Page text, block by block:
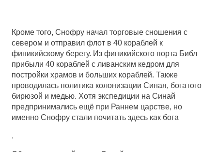
Кроме того, Снофру начал торговые сношения с
севером и отправил флот в 40 кораблей к
финикийскому берегу. Из финикийского порта Библ
прибыли 40 кораблей с ливанским кедром для
постройки храмов и больших кораблей. Также
проводилась политика колонизации Синая, богатого
бирюзой и медью. Хотя экспедиции на Синай
предпринимались ещё при Раннем царстве, но
именно Снофру стали почитать здесь как бога
.